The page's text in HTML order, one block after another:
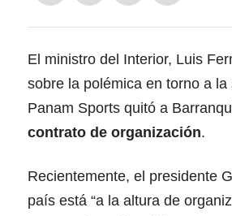
El ministro del Interior, Luis
sobre la polémica en torno a la
Panam Sports quitó a
contrato de organización.
Recientemente, el presidente
país está “a la altura de